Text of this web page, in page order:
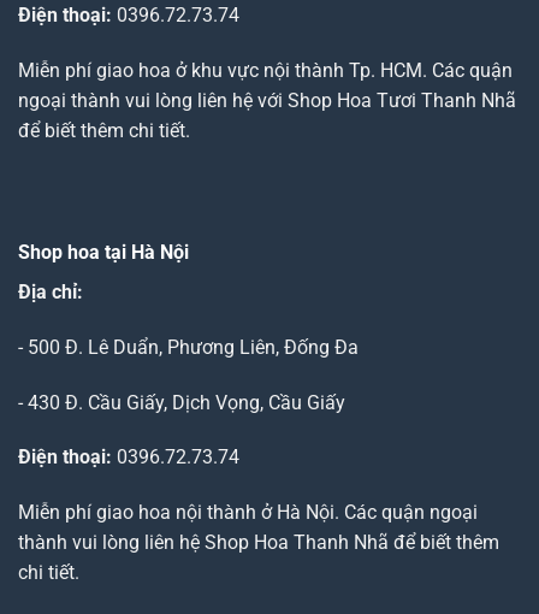
Điện thoại: 0396.72.73.74
Miễn phí giao hoa ở khu vực nội thành Tp. HCM. Các quận
ngoại thành vui lòng liên hệ với Shop Hoa Tươi Thanh Nhã
để biết thêm chi tiết.
Shop hoa tại Hà Nội
Địa chỉ:
- 500 Đ. Lê Duẩn, Phương Liên, Đống Đa
- 430 Đ. Cầu Giấy, Dịch Vọng, Cầu Giấy
Điện thoại: 0396.72.73.74
Miễn phí giao hoa nội thành ở Hà Nội. Các quận ngoại
thành vui lòng liên hệ Shop Hoa Thanh Nhã để biết thêm
chi tiết.